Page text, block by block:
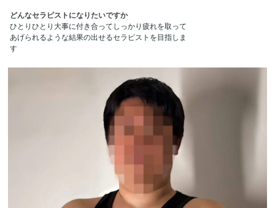
どんなセラピストになりたいですか
ひとりひとり大事に付き合ってしっかり疲れを取って
あげられるような結果の出せるセラピストを目指しま
す